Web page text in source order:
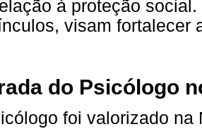
à proteção
visam fortalecer
do Psicólogo
foi valorizado